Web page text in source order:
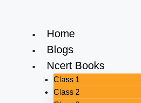
Home
Blogs
Ncert Books
Class 1
Class 2